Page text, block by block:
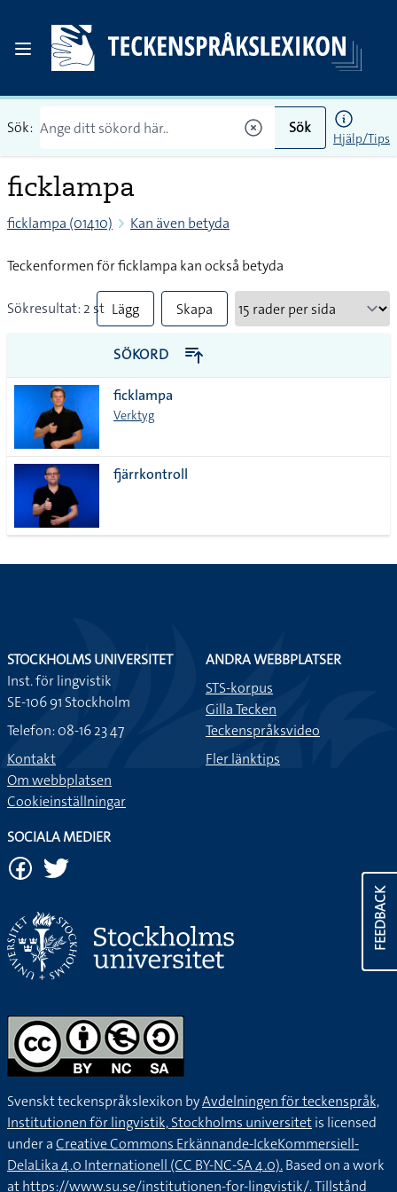
Sök: Sök
Hjälp/Tips
ficklampa
ficklampa (01410) Kan även betyda
Teckenformen för ficklampa kan också betyda
Sökresultat: 2 st Lägg
till
alla i
lista
Skapa
PDF
SÖKORD
ficklampa
Verktyg
fjärrkontroll
FEEDBACK
STOCKHOLMS UNIVERSITET
Inst. för lingvistik
SE-106 91 Stockholm
Telefon: 08-16 23 47
Kontakt
Om webbplatsen
Cookieinställningar
ANDRA WEBBPLATSER
STS-korpus
Gilla Tecken
Teckenspråksvideo
Fler länktips
SOCIALA MEDIER
Svenskt teckenspråkslexikon byAvdelningen för teckenspråk,
Institutionen för lingvistik, Stockholms universitetis licensed
under aCreative Commons Erkännande-IckeKommersiell-
DelaLika 4.0 Internationell (CC BY-NC-SA 4.0).Based on a work
athttps://www.su.se/institutionen-for-lingvistik/. Tillstånd